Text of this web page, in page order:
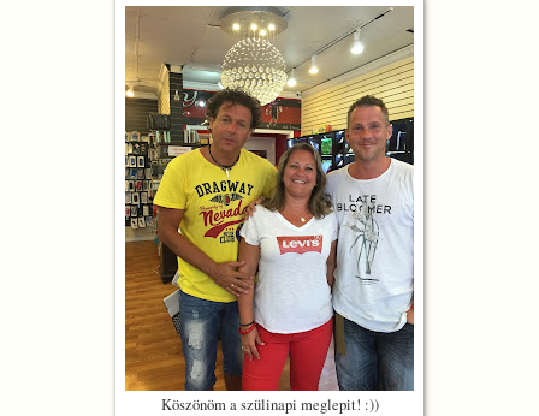
Köszönöm a szülinapi meglepit! :))